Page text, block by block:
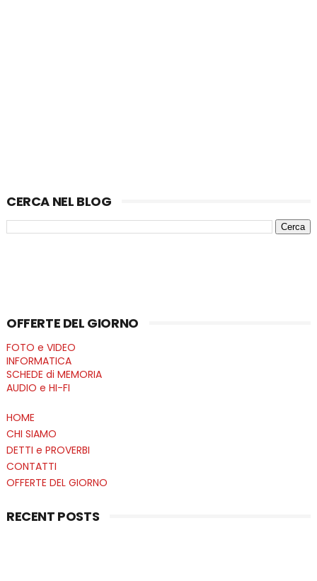
CERCA NEL BLOG
OFFERTE DEL GIORNO
FOTO e VIDEO
INFORMATICA
SCHEDE di MEMORIA
AUDIO e HI-FI
HOME
CHI SIAMO
DETTI e PROVERBI
CONTATTI
OFFERTE DEL GIORNO
RECENT POSTS